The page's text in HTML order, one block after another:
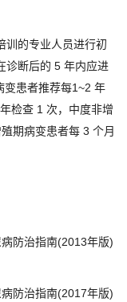
训的专业人员进行初
诊断后的 5 年内应进
变患者推荐每1~2 年
检查 1 次，中度非增
期病变患者每 3 个月
防治指南(2013年版)
防治指南(2017年版)